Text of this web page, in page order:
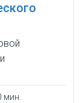
мин.